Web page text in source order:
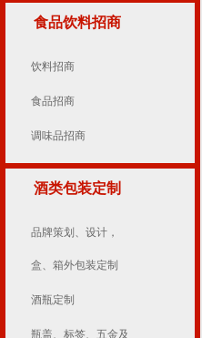
食品饮料招商
饮料招商
食品招商
调味品招商
酒类包装定制
品牌策划、设计，
盒、箱外包装定制
酒瓶定制
瓶盖、标签、五金及